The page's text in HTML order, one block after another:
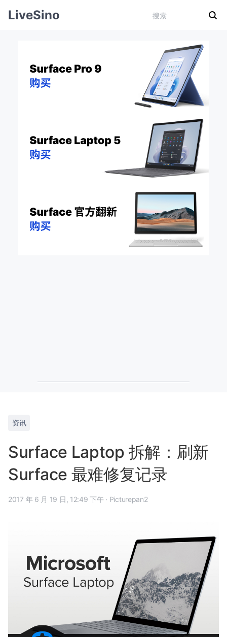
LiveSino
资讯
Surface Laptop 拆解：刷新
Surface 最难修复记录
2017 年 6 月 19 日, 12:49 下午 · Picturepan2